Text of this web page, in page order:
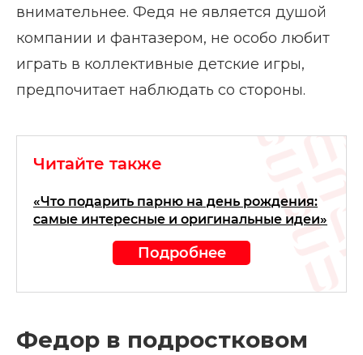
внимательнее. Федя не является душой
компании и фантазером, не особо любит
играть в коллективные детские игры,
предпочитает наблюдать со стороны.
Читайте также
«Что подарить парню на день рождения:
самые интересные и оригинальные идеи»
Подробнее
Федор в подростковом